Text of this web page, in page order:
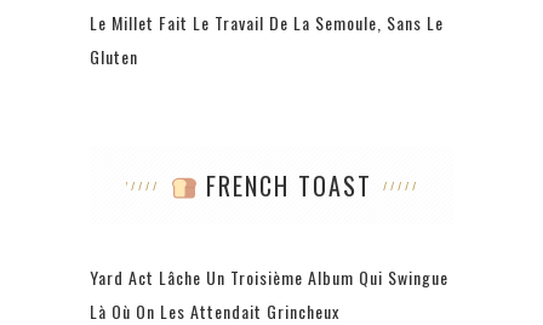
Le Millet Fait Le Travail De La Semoule, Sans Le
Gluten
FRENCH TOAST
Yard Act Lâche Un Troisième Album Qui Swingue
Là Où On Les Attendait Grincheux